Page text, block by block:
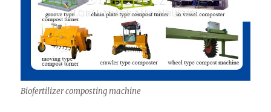
Biofertilizer composting machine